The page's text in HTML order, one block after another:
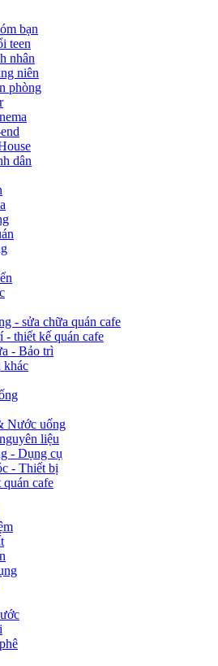
bạn
teen
nhân
niên
phòng
dân
- sửa chữa quán cafe
- thiết kế quán cafe
- Bảo trì
khác
Nước uống
liệu
- Dụng cụ
- Thiết bị
cafe